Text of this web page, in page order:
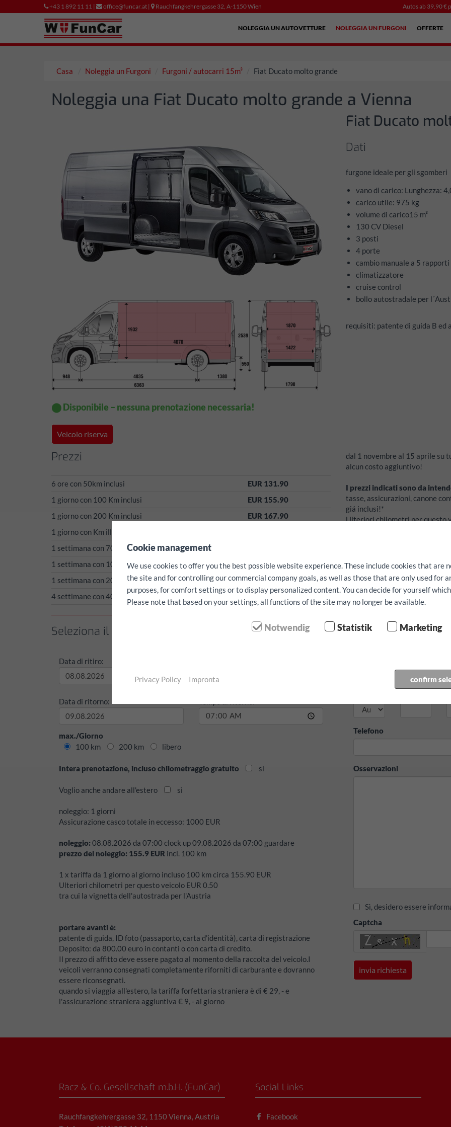
+43 1 892 11 11 | office@funcar.at | Rauchfangkehrergasse 32, A-1150 Wien Autos ab 39,90 €
NOLEGGIA UN AUTOVETTURE NOLEGGIA UN FURGONI OFFERTE
Casa Noleggia un Furgoni Furgoni / autocarri 15m³ Fiat Ducato molto grande
Noleggia una Fiat Ducato molto grande a Vienna
⬤ Disponibile – nessuna prenotazione necessaria!
Veicolo riserva
Fiat Ducato
Dati
furgone ideale per gli sgomberi
vano di carico: Lunghezza:
carico utile: 975 kg
volume di carico15 m³
130 CV Diesel
3 posti
4 porte
cambio manuale a 5 rapporti
climatizzatore
cruise control
bollo autostradale per
requisiti: patente di guida B ed
Prezzi
6 ore con 50km inclusi
EUR 131.90
1 giorno con 100 Km inclusi
EUR 155.90
1 giorno con 200 Km inclusi
EUR 167.90
1 giorno con Km illimitati
1 settimana con 700 Km inclusi
1 settimana con 1000 Km inclusi
EUR 959.90
1 settimana con 2000 Km inclusi
EUR 1079.90
4 settimane con 4000 Km inclusi
EUR 1559.90
dal 1 novembre al 15 aprile su
alcun costo aggiuntivo!
I prezzi indicati sono da
tasse, assicurazioni, canone
giá inclusi!*
Ulteriori chilometri per questo
servizi gratuiti:
navigatore,
prenotare anticipatamente in
La disponibilitá non puó
Seleziona il periodo di noleggio / chilometro
Data di ritiro:
Data di ritorno:
max./Giorno
100 km
200 km libero
Intera prenotazione, incluso chilometraggio gratuito sì
Voglio anche andare all'estero sì
noleggio: 1 giorni
Assicurazione casco totale in eccesso: 1000 EUR
noleggio:08.08.2026 da 07:00 clock up09.08.2026 da 07:00 guardare
prezzo del noleggio: 155.9 EUR incl. 100 km
1 x tariffa da 1 giorno al giorno incluso 100 km circa 155.90 EUR
Ulteriori chilometri per questo veicolo EUR 0.50
tra cui la vignetta dell'autostrada per l'Austria
portare avanti è:
patente di guida, ID foto (passaporto, carta d'identità), carta di registrazione
Deposito: da 800.00 euro in contanti o con carta di credito.
Il prezzo di affitto deve essere pagato al momento della raccolta del veicolo.I
veicoli verranno consegnati completamente riforniti di carburante e dovranno
essere riconsegnati.
quando si viaggia all'estero, la tariffa forfettaria straniera è di € 29, - e
l'assicurazione straniera aggiuntiva € 9, - al giorno
Conferma
Telefono
Osservazioni
Sì, desidero essere
Captcha
Racz & Co. Gesellschaft m.b.H. (FunCar)
Rauchfangkehrergasse 32, 1150 Vienna, Austria
Social Links
Facebook
Cookie management
We use cookies to offer you the best possible website experience. These include cookies that are
the site and for controlling our commercial company goals, as well as those that are only used for
purposes, for comfort settings or to display personalized content. You can decide for yourself
Please note that based on your settings, all functions of the site may no longer be available.
Notwendig Statistik Marketing
confirm
Privacy Policy Impronta